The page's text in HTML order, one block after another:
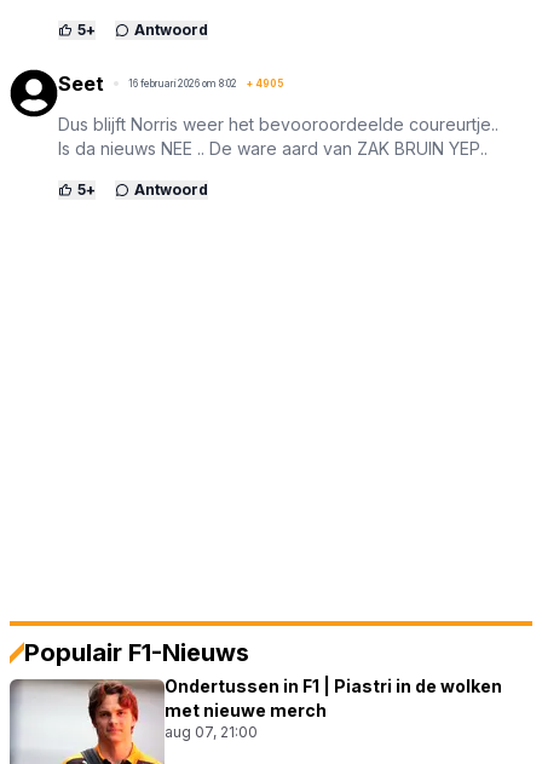
5+ Antwoord
Seet 16 februari 2026 om 8:02 + 4905
Dus blijft Norris weer het bevooroordeelde coureurtje..
Is da nieuws NEE .. De ware aard van ZAK BRUIN YEP..
5+ Antwoord
Populair F1-Nieuws
Ondertussen in F1 | Piastri in de wolken
met nieuwe merch
aug 07, 21:00